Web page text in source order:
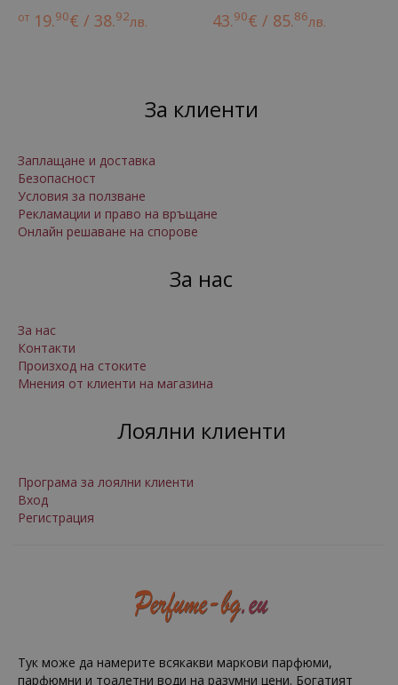
от 19.90€ / 38.92лв. 43.90€ / 85.86лв.
За клиенти
Заплащане и доставка
Безопасност
Условия за ползване
Рекламации и право на връщане
Онлайн решаване на спорове
За нас
За нас
Контакти
Произход на стоките
Мнения от клиенти на магазина
Лоялни клиенти
Програма за лоялни клиенти
Вход
Регистрация
Тук може да намерите всякакви маркови парфюми,
парфюмни и тоалетни води на разумни цени. Богатият